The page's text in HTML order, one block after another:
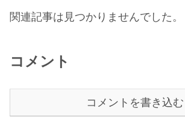
関連記事は見つかりませんでした。
コメント
コメントを書き込む